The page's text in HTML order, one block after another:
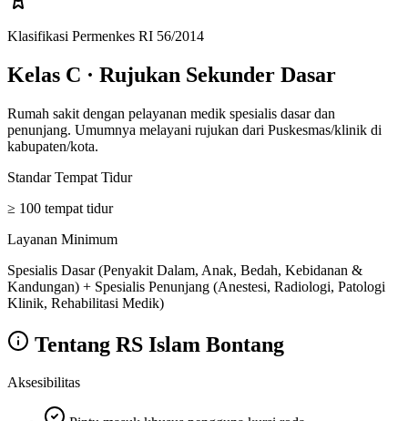
Klasifikasi Permenkes RI 56/2014
Kelas C · Rujukan Sekunder Dasar
Rumah sakit dengan pelayanan medik spesialis dasar dan
penunjang. Umumnya melayani rujukan dari Puskesmas/klinik di
kabupaten/kota.
Standar Tempat Tidur
≥ 100 tempat tidur
Layanan Minimum
Spesialis Dasar (Penyakit Dalam, Anak, Bedah, Kebidanan &
Kandungan) + Spesialis Penunjang (Anestesi, Radiologi, Patologi
Klinik, Rehabilitasi Medik)
Tentang RS Islam Bontang
Aksesibilitas